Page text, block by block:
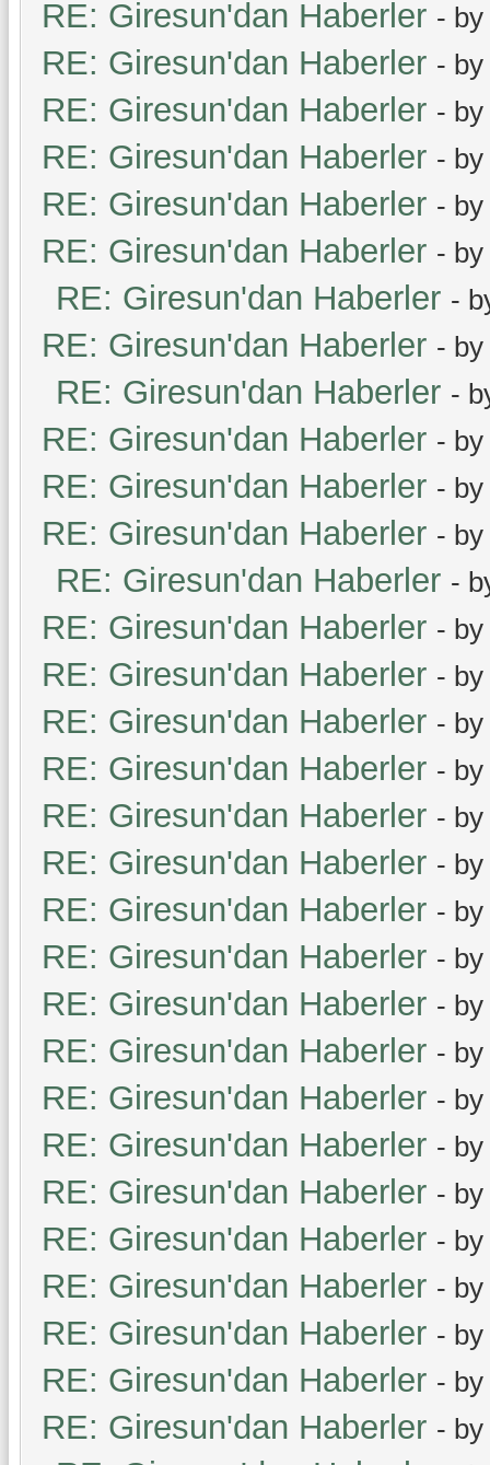
RE: Giresun'dan Haberler - by
RE: Giresun'dan Haberler - by
RE: Giresun'dan Haberler - by
RE: Giresun'dan Haberler - by
RE: Giresun'dan Haberler - by
RE: Giresun'dan Haberler - by
RE: Giresun'dan Haberler -
RE: Giresun'dan Haberler - by
RE: Giresun'dan Haberler -
RE: Giresun'dan Haberler - by
RE: Giresun'dan Haberler - by
RE: Giresun'dan Haberler - by
RE: Giresun'dan Haberler -
RE: Giresun'dan Haberler - by
RE: Giresun'dan Haberler - by
RE: Giresun'dan Haberler - by
RE: Giresun'dan Haberler - by
RE: Giresun'dan Haberler - by
RE: Giresun'dan Haberler - by
RE: Giresun'dan Haberler - by
RE: Giresun'dan Haberler - by
RE: Giresun'dan Haberler - by
RE: Giresun'dan Haberler - by
RE: Giresun'dan Haberler - by
RE: Giresun'dan Haberler - by
RE: Giresun'dan Haberler - by
RE: Giresun'dan Haberler - by
RE: Giresun'dan Haberler - by
RE: Giresun'dan Haberler - by
RE: Giresun'dan Haberler - by
RE: Giresun'dan Haberler - by